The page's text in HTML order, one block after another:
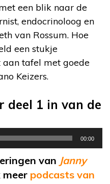
een blik naar de
endocrinoloog en
van Rossum. Hoe
een stukje
aan tafel met goede
Keizers.
deel 1 in van de
00:00
van Janny
podcasts van